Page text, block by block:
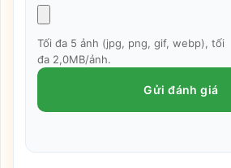
Tối đa 5 ảnh (jpg, png, gif, webp), tối
đa 2,0MB/ảnh.
Gửi đánh giá